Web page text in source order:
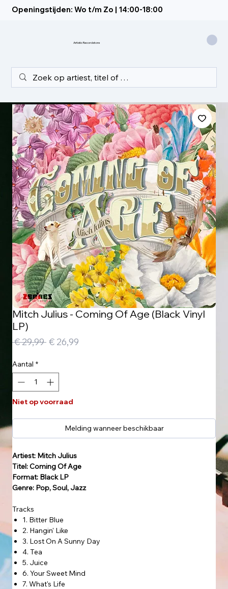
Openingstijden: Wo t/m Zo | 14:00-18:00
Artistic Recordstore
Mitch Julius - Coming Of Age (Black Vinyl
LP)
€ 29,99 Normale
€ 26,99
Aantal *
Niet op voorraad
Melding wanneer beschikbaar
Artiest: Mitch Julius
Titel: Coming Of Age
Format: Black LP
Genre: Pop, Soul, Jazz
Tracks
1. Bitter Blue
2. Hangin' Like
3. Lost On A Sunny Day
4. Tea
5. Juice
6. Your Sweet Mind
7. What's Life